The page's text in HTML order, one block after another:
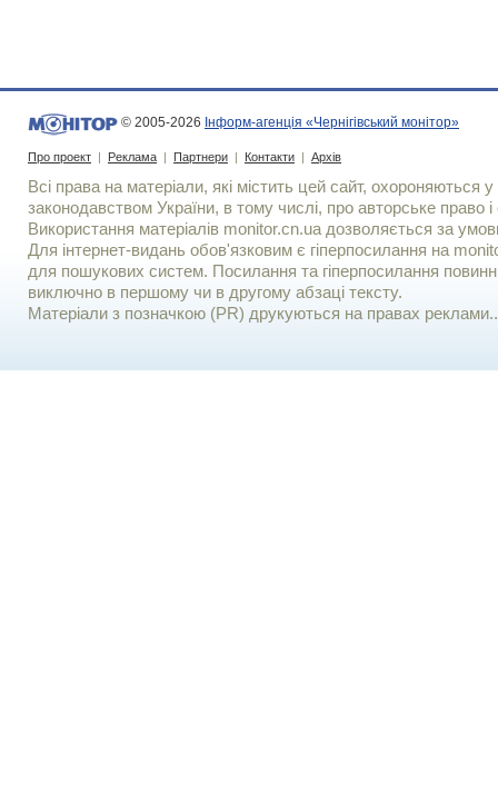
© 2005-2026 Інформ-агенція «Чернігівський монітор»
Про проект | Реклама | Партнери | Контакти | Архів
Всі права на матеріали, які містить цей сайт, охороняються у
законодавством України, в тому числі, про авторське право і
Використання матерiалiв monitor.cn.ua дозволяється за
Для iнтернет-видань обов'язковим є гiперпосилання на
для пошукових систем. Посилання та гіперпосилання
виключно в першому чи в другому абзаці тексту.
Матеріали з позначкою (PR) друкуються на правах реклами..